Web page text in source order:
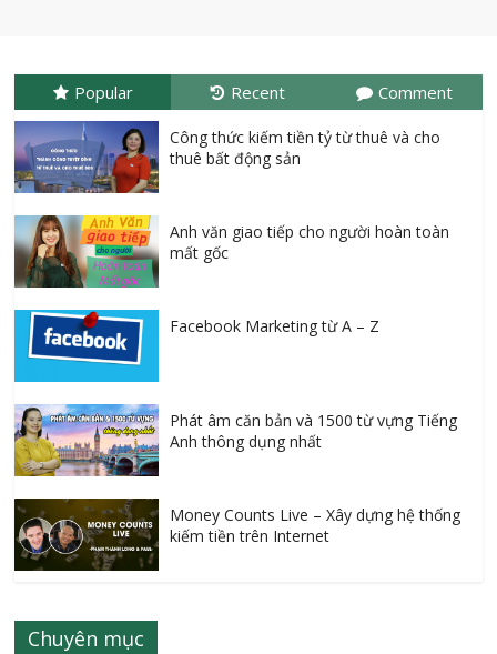
Popular Recent Comment
Công thức kiếm tiền tỷ từ thuê và cho
thuê bất động sản
Anh văn giao tiếp cho người hoàn toàn
mất gốc
Facebook Marketing từ A – Z
Phát âm căn bản và 1500 từ vựng Tiếng
Anh thông dụng nhất
Money Counts Live – Xây dựng hệ thống
kiếm tiền trên Internet
Chuyên mục